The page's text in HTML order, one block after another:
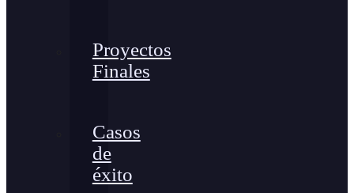
Proyectos
Finales
Casos
de
éxito